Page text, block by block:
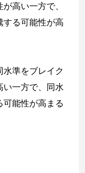
高い一方で、
する可能性が高
水準をブレイク
い一方で、同水
能性が高まる